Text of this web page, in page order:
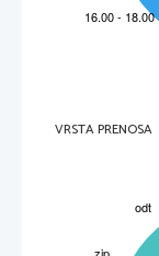
VRSTA PRENOSA